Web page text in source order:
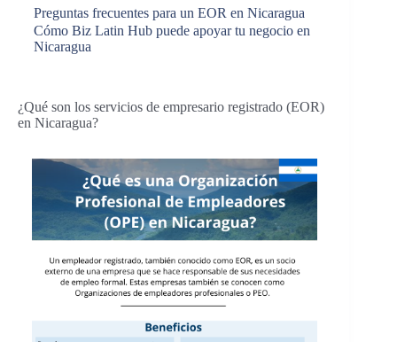
Preguntas frecuentes para un EOR en Nicaragua
Cómo Biz Latin Hub puede apoyar tu negocio en
Nicaragua
¿Qué son los servicios de empresario registrado (EOR)
en Nicaragua?